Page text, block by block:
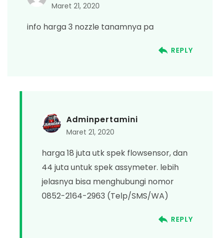
Maret 21, 2020
info harga 3 nozzle tanamnya pa
REPLY
Adminpertamini
Maret 21, 2020
harga 18 juta utk spek flowsensor, dan
44 juta untuk spek assymeter. lebih
jelasnya bisa menghubungi nomor
0852-2164-2963 (Telp/SMS/WA)
REPLY